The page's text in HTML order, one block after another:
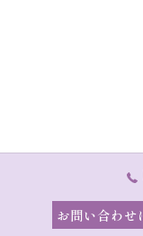
お問い合わせ